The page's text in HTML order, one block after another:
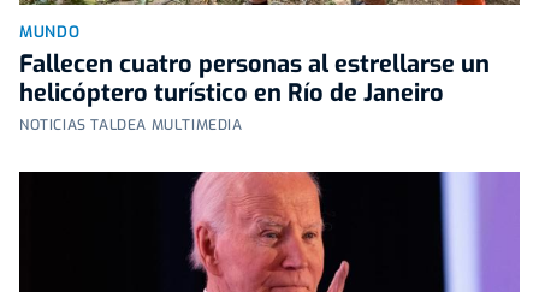
MUNDO
Fallecen cuatro personas al estrellarse un
helicóptero turístico en Río de Janeiro
NOTICIAS TALDEA MULTIMEDIA